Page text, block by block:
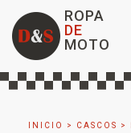
ROPA
DE
MOTO
INICIO > CASCOS >